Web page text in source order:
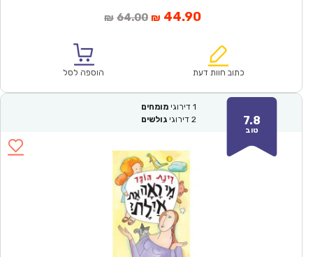
₪ 64.00המחיר
₪64.00.
₪ 44.90המחיר
הוא:
כתוב חוות דעת הוספה לסל
7.8
טוב
1 דירוגי מומחים
2 דירוגי גולשים